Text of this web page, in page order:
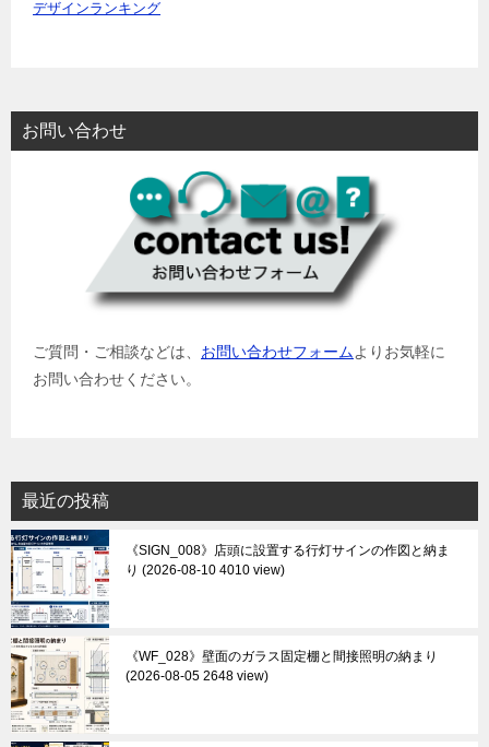
デザインランキング
お問い合わせ
ご質問・ご相談などは、 お問い合わせフォームよりお気軽に
お問い合わせください。
最近の投稿
《SIGN_008》店頭に設置する行灯サインの作図と納ま
り
2026-08-10 4010 view
《WF_028》壁面のガラス固定棚と間接照明の納まり
2026-08-05 2648 view